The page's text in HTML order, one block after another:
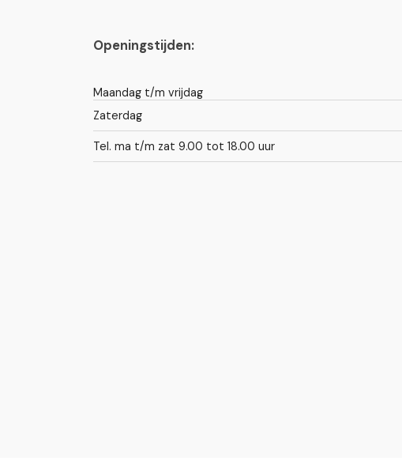
Openingstijden:
Maandag t/m vrijdag
Zaterdag
Tel. ma t/m zat 9.00 tot 18.00 uur